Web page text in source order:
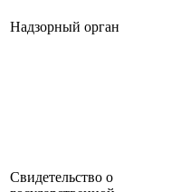
Надзорный орган
Свидетельство о